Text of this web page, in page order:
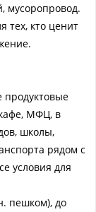
мусоропровод.
тех, кто ценит
продуктовые
МФЦ, в
школы,
рядом с
условия для
пешком), дo